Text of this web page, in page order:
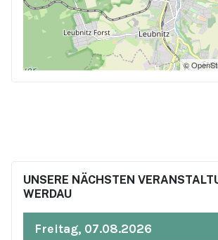
©
UNSERE NÄCHSTEN
WERDAU
Freitag, 07.08.2026